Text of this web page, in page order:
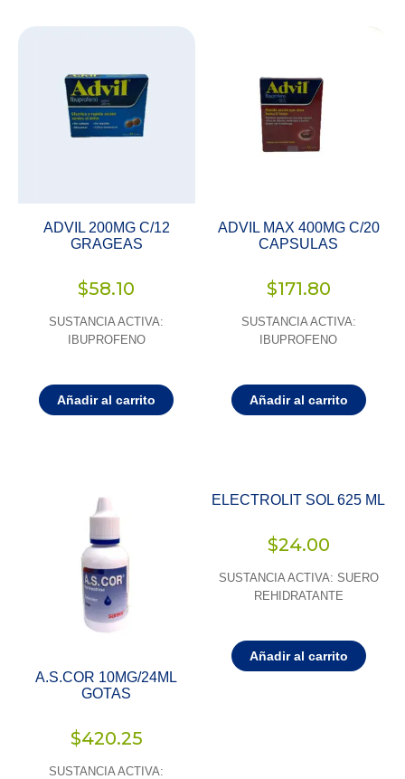
ADVIL 200MG C/12
GRAGEAS
$58.10
SUSTANCIA ACTIVA:
IBUPROFENO
Añadir al carrito
ADVIL MAX 400MG C/20
CAPSULAS
$171.80
SUSTANCIA ACTIVA:
IBUPROFENO
Añadir al carrito
A.S.COR 10MG/24ML
GOTAS
$420.25
SUSTANCIA ACTIVA:
ELECTROLIT SOL 625 ML
$24.00
SUSTANCIA ACTIVA: SUERO
REHIDRATANTE
Añadir al carrito